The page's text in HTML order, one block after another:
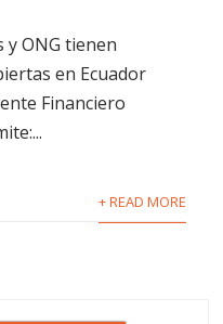
ONG tienen
en Ecuador
Financiero
+ READ MORE